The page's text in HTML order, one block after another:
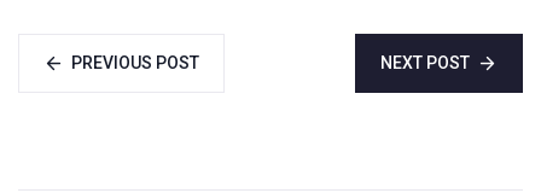
PREVIOUS POST NEXT POST